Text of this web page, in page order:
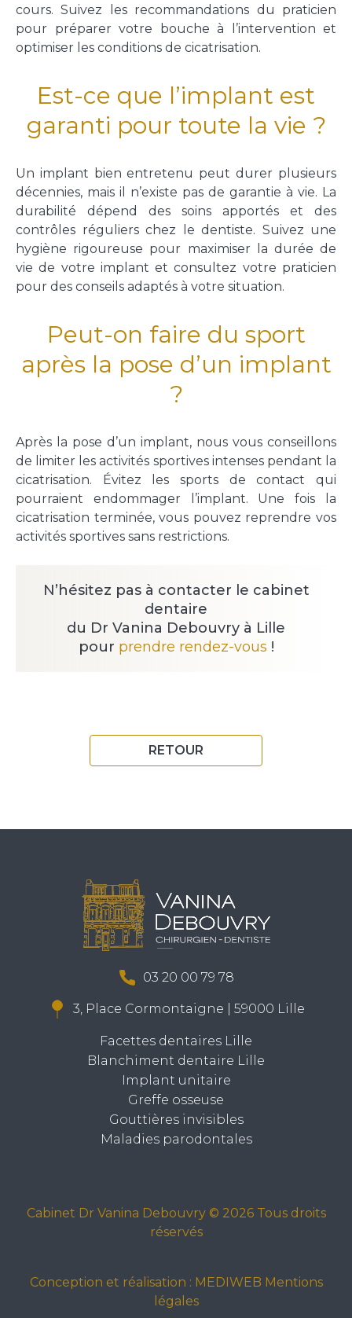
cours. Suivez les recommandations du praticien
pour préparer votre bouche à l’intervention et
optimiser les conditions de cicatrisation.
Est-ce que l’implant est
garanti pour toute la vie ?
Un implant bien entretenu peut durer plusieurs
décennies, mais il n’existe pas de garantie à vie. La
durabilité dépend des soins apportés et des
contrôles réguliers chez le dentiste. Suivez une
hygiène rigoureuse pour maximiser la durée de
vie de votre implant et consultez votre praticien
pour des conseils adaptés à votre situation.
Peut-on faire du sport
après la pose d’un implant
?
Après la pose d’un implant, nous vous conseillons
de limiter les activités sportives intenses pendant la
cicatrisation. Évitez les sports de contact qui
pourraient endommager l’implant. Une fois la
cicatrisation terminée, vous pouvez reprendre vos
activités sportives sans restrictions.
N’hésitez pas à contacter le cabinet
dentaire
du Dr Vanina Debouvry à Lille
pour prendre rendez-vous !
RETOUR
03 20 00 79 78
3, Place Cormontaigne | 59000 Lille
Facettes dentaires Lille
Blanchiment dentaire Lille
Implant unitaire
Greffe osseuse
Gouttières invisibles
Maladies parodontales
Cabinet Dr Vanina Debouvry © 2026 Tous droits
réservés
Conception et réalisation : MEDIWEB Mentions
légales